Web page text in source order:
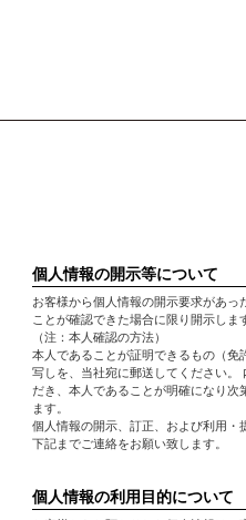
個人情報の開示等について
お客様から個人情報の開示要求があっ
ことが確認できた場合に限り開示しま
（注：本人確認の方法）
本人であることが証明できるもの（免
写しを、当社宛に郵送してください。
だき、本人であることが明確になり次
ます。
個人情報の開示、訂正、および利用・
下記までご連絡をお願い致します。
個人情報の利用目的について